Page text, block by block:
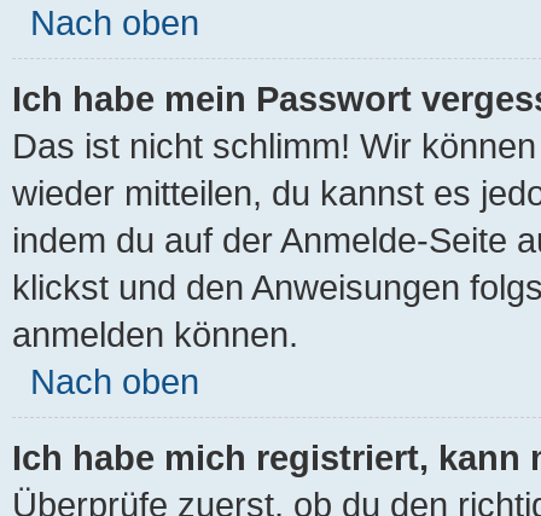
Nach oben
Ich habe mein Passwort
Das ist nicht schlimm! Wir
wieder mitteilen, du kannst es
indem du auf der Anmelde-Seite
klickst und den Anweisungen
anmelden können.
Nach oben
Ich habe mich registriert, kann
Überprüfe zuerst, ob du den